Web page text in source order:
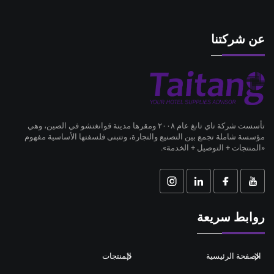
عن شركتنا
تأسست شركة تاي تانغ عام ٢٠٠٨ ومقرها مدينة قوانغتشو في الصين، وهي
مؤسسة شاملة تجمع بين التصنيع والتجارة، وتتبنى فلسفتها الأساسية مفهوم
«المنتجات + التوصيل + الخدمة».
روابط سريعة
الصفحة الرئيسية المنتجات